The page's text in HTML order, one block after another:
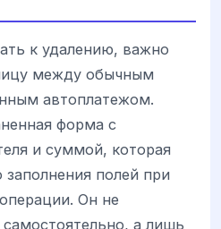
к удалению, важно
между обычным
автоплатежом.
форма с
и суммой, которая
полей при
Он не
а лишь